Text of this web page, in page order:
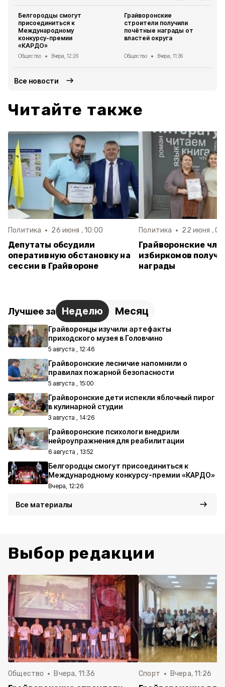
Белгородцы смогут
присоединиться к
Международному
конкурсу-премии
«КАРДО»
Общество Вчера, 12:26
Грайворонские
строители получили
почётные награды от
властей округа
Общество Вчера, 11:36
Все новости
Читайте также
Политика 26 июня , 10:00
Депутаты обсудили
оперативную обстановку на
сессии в Грайвороне
Политика 22 июня ,
Грайворонские
избиркомов
награды
Лучшее за Неделю Месяц
Грайворонцы изучили артефакты
приходского музея в Головчино
5 августа , 12:46
Грайворонские лесничие напомнили о
правилах пожарной безопасности
5 августа , 15:00
Грайворонские дети испекли яблочный пирог
в кулинарной студии
3 августа , 14:26
Грайворонские психологи внедрили
нейроупражнения для реабилитации
6 августа , 13:52
Белгородцы смогут присоединиться к
Международному конкурсу-премии «КАРДО»
Вчера, 12:26
Все материалы
Выбор редакции
Общество Вчера, 11:36 Спорт Вчера, 11:26